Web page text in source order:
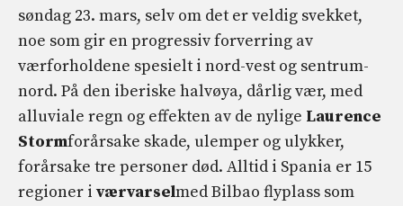
søndag 23. mars, selv om det er veldig svekket,
noe som gir en progressiv forverring av
værforholdene spesielt i nord-vest og sentrum-
nord. På den iberiske halvøya, dårlig vær, med
alluviale regn og effekten av de nylige Laurence
Stormforårsake skade, ulemper og ulykker,
forårsake tre personer død. Alltid i Spania er 15
regioner i værvarselmed Bilbao flyplass som